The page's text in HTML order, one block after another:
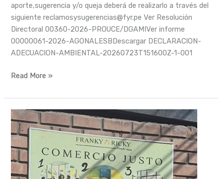
aporte,sugerencia y/o queja deberá de realizarlo a través del
siguiente reclamosysugerencias@fyr.pe Ver Resolución
Directoral 00360-2026-PROUCE/DGAMIVer informe
00000061-2026-AGONALESBDescargar DECLARACION-
ADECUACION-AMBIENTAL-20260723T151600Z-1-001
Read More »
Boletín
Comercio
Justo